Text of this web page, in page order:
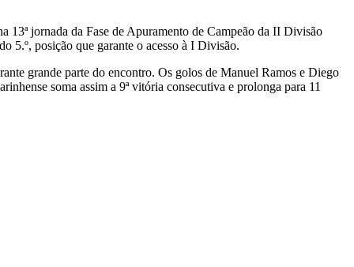
13ª jornada da Fase de Apuramento de Campeão da II Divisão
5.º, posição que garante o acesso à I Divisão.
grande parte do encontro. Os golos de Manuel Ramos e Diego
soma assim a 9ª vitória consecutiva e prolonga para 11